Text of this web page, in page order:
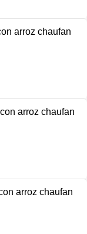
arroz chaufan
arroz chaufan
arroz chaufan